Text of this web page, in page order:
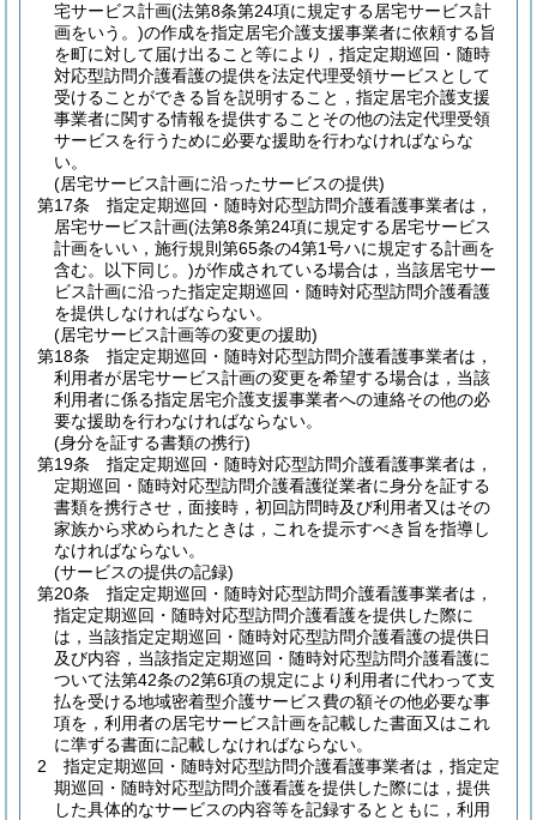
宅サービス計画(法第8条第24項に規定する居宅サービス計
画をいう。)の作成を指定居宅介護支援事業者に依頼する旨
を町に対して届け出ること等により，指定定期巡回・随時
対応型訪問介護看護の提供を法定代理受領サービスとして
受けることができる旨を説明すること，指定居宅介護支援
事業者に関する情報を提供することその他の法定代理受領
サービスを行うために必要な援助を行わなければならな
い。
(居宅サービス計画に沿ったサービスの提供)
第17条
指定定期巡回・随時対応型訪問介護看護事業者は，
居宅サービス計画(法第8条第24項に規定する居宅サービス
計画をいい，施行規則第65条の4第1号ハに規定する計画を
含む。以下同じ。)が作成されている場合は，当該居宅サー
ビス計画に沿った指定定期巡回・随時対応型訪問介護看護
を提供しなければならない。
(居宅サービス計画等の変更の援助)
第18条
指定定期巡回・随時対応型訪問介護看護事業者は，
利用者が居宅サービス計画の変更を希望する場合は，当該
利用者に係る指定居宅介護支援事業者への連絡その他の必
要な援助を行わなければならない。
(身分を証する書類の携行)
第19条
指定定期巡回・随時対応型訪問介護看護事業者は，
定期巡回・随時対応型訪問介護看護従業者に身分を証する
書類を携行させ，面接時，初回訪問時及び利用者又はその
家族から求められたときは，これを提示すべき旨を指導し
なければならない。
(サービスの提供の記録)
第20条
指定定期巡回・随時対応型訪問介護看護事業者は，
指定定期巡回・随時対応型訪問介護看護を提供した際に
は，当該指定定期巡回・随時対応型訪問介護看護の提供日
及び内容，当該指定定期巡回・随時対応型訪問介護看護に
ついて法第42条の2第6項の規定により利用者に代わって支
払を受ける地域密着型介護サービス費の額その他必要な事
項を，利用者の居宅サービス計画を記載した書面又はこれ
に準ずる書面に記載しなければならない。
2
指定定期巡回・随時対応型訪問介護看護事業者は，指定定
期巡回・随時対応型訪問介護看護を提供した際には，提供
した具体的なサービスの内容等を記録するとともに，利用